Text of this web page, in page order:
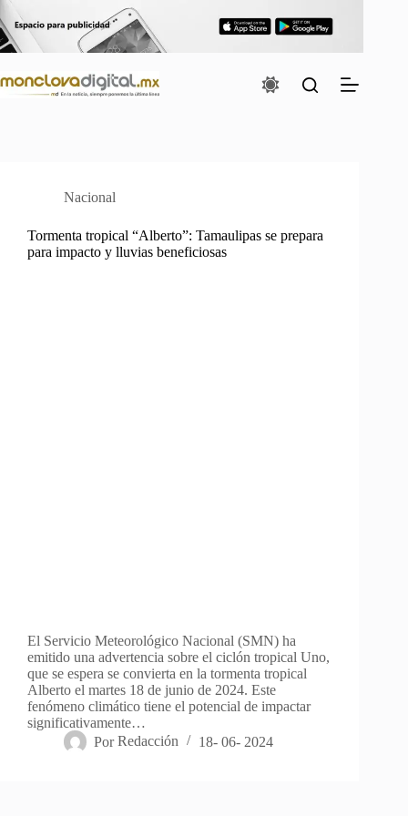
al
contenido
Nacional
Tormenta tropical “Alberto”: Tamaulipas se prepara
para impacto y lluvias beneficiosas
El Servicio Meteorológico Nacional (SMN) ha
emitido una advertencia sobre el ciclón tropical Uno,
que se espera se convierta en la tormenta tropical
Alberto el martes 18 de junio de 2024. Este
fenómeno climático tiene el potencial de impactar
significativamente…
Por Redacción 18- 06- 2024